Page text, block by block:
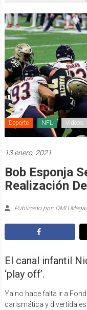
Deporte NFL Videos
13 enero, 2021
Bob Esponja
Realización
Publicado por: DMH
El canal infantil
‘play off’.
Ya no hace falta ir a
carismática y divertida